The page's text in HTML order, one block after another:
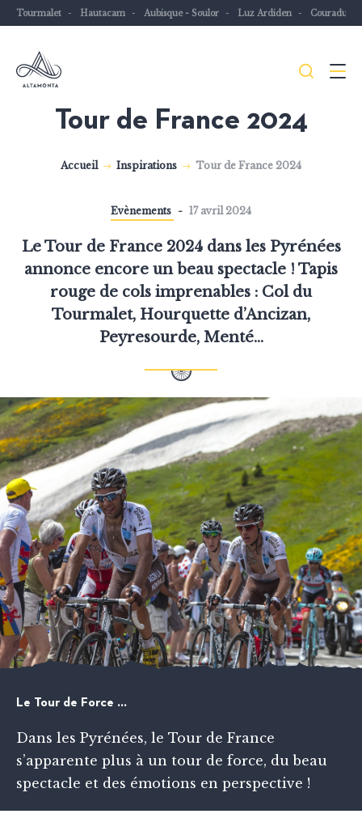
Tourmalet Hautacam Aubisque - Soulor Luz Ardiden
mythiques
ou
Menu
Tour de France 2024
Accueil Inspirations Tour de France 2024
Evènements 17 avril 2024
Le Tour de France 2024 dans les Pyrénées
annonce encore un beau spectacle ! Tapis
rouge de cols imprenables : Col du
Tourmalet, Hourquette d’Ancizan,
Peyresourde, Menté…
Le Tour de Force …
Dans les Pyrénées, le Tour de France
s’apparente plus à un tour de force, du beau
spectacle et des émotions en perspective !